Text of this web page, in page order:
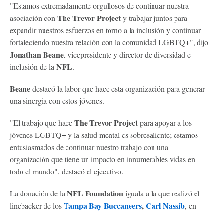
"Estamos extremadamente orgullosos de continuar nuestra
asociación con The Trevor Projecty trabajar juntos para
expandir nuestros esfuerzos en torno a la inclusión y continuar
fortaleciendo nuestra relación con la comunidad LGBTQ+", dijo
Jonathan Beane, vicepresidente y director de diversidad e
inclusión de la NFL.
Beanedestacó la labor que hace esta organización para generar
una sinergia con estos jóvenes.
"El trabajo que haceThe Trevor Projectpara apoyar a los
jóvenes LGBTQ+ y la salud mental es sobresaliente; estamos
entusiasmados de continuar nuestro trabajo con una
organización que tiene un impacto en innumerables vidas en
todo el mundo", destacó el ejecutivo.
La donación de la NFL Foundationiguala a la que realizó el
linebacker de losTampa Bay Buccaneers,Carl Nassib, en